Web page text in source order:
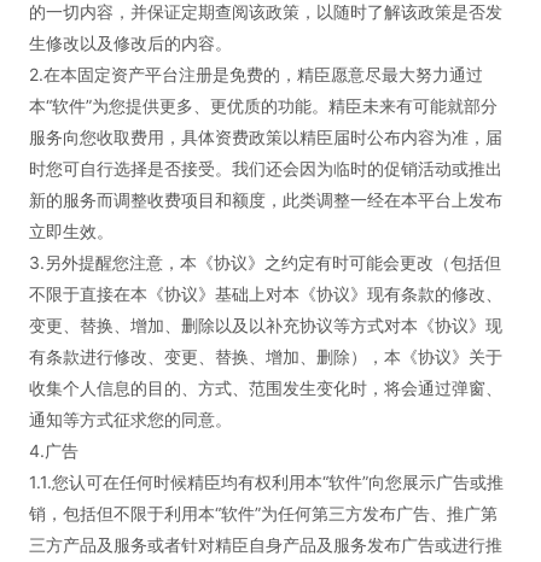
的一切内容，并保证定期查阅该政策，以随时了解该政策是否发
生修改以及修改后的内容。
2.在本固定资产平台注册是免费的，精臣愿意尽最大努力通过
本“软件”为您提供更多、更优质的功能。精臣未来有可能就部分
服务向您收取费用，具体资费政策以精臣届时公布内容为准，届
时您可自行选择是否接受。我们还会因为临时的促销活动或推出
新的服务而调整收费项目和额度，此类调整一经在本平台上发布
立即生效。
3.另外提醒您注意，本《协议》之约定有时可能会更改（包括但
不限于直接在本《协议》基础上对本《协议》现有条款的修改、
变更、替换、增加、删除以及以补充协议等方式对本《协议》现
有条款进行修改、变更、替换、增加、删除），本《协议》关于
收集个人信息的目的、方式、范围发生变化时，将会通过弹窗、
通知等方式征求您的同意。
4.广告
1.1.您认可在任何时候精臣均有权利用本“软件”向您展示广告或推
销，包括但不限于利用本“软件”为任何第三方发布广告、推广第
三方产品及服务或者针对精臣自身产品及服务发布广告或进行推